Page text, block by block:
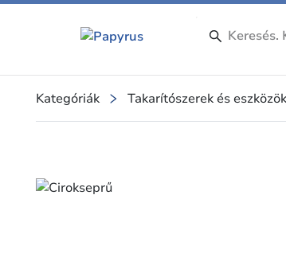
Kategóriák Takarítószerek és eszközök
Slide 1 of 1